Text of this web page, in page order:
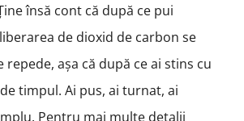
însă cont că după ce pui
de dioxid de carbon se
așa că după ce ai stins cu
timpul. Ai pus, ai turnat, ai
Pentru mai multe detalii